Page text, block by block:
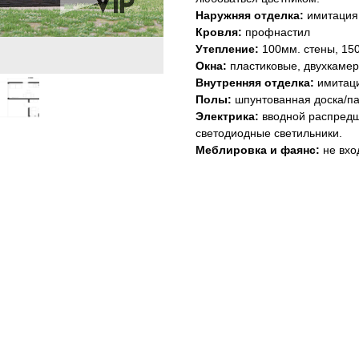
Наружняя отделка:
Кровля: профнастил
Утепление: 100мм. стены,
Окна: пластиковые,
Внутренняя отделка:
Полы: шпунтованная доска/
Электрика: вводной
светодиодные светильники.
Меблировка и фаянс: не